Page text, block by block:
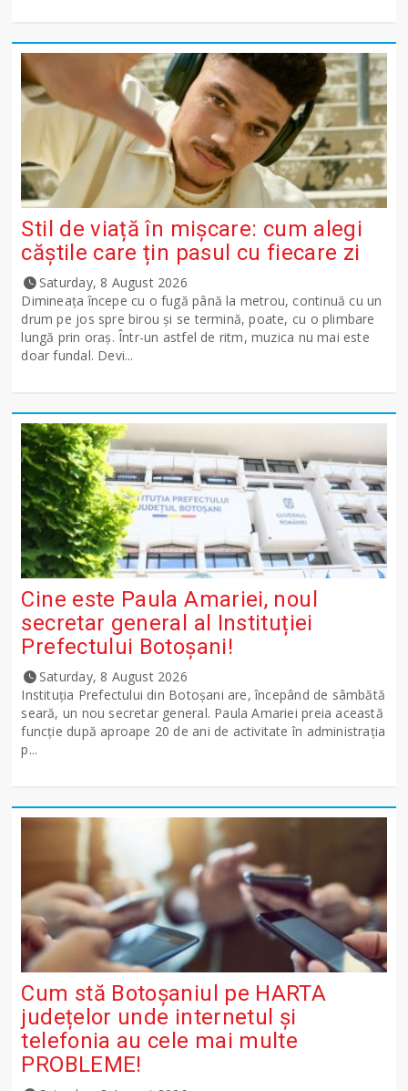
Stil de viață în mișcare: cum alegi
căștile care țin pasul cu fiecare zi
Saturday, 8 August 2026
Dimineața începe cu o fugă până la metrou, continuă cu un
drum pe jos spre birou și se termină, poate, cu o plimbare
lungă prin oraș. Într-un astfel de ritm, muzica nu mai este
doar fundal. Devi...
Cine este Paula Amariei, noul
secretar general al Instituției
Prefectului Botoșani!
Saturday, 8 August 2026
Instituția Prefectului din Botoșani are, începând de sâmbătă
seară, un nou secretar general. Paula Amariei preia această
funcție după aproape 20 de ani de activitate în administrația
p...
Cum stă Botoșaniul pe HARTA
județelor unde internetul și
telefonia au cele mai multe
PROBLEME!